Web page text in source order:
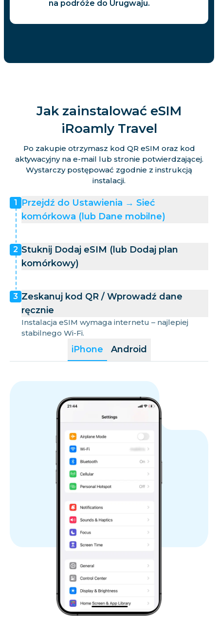
na podróże do Urugwaju.
Jak zainstalować eSIM
iRoamly Travel
Po zakupie otrzymasz kod QR eSIM oraz kod
aktywacyjny na e-mail lub stronie potwierdzającej.
Wystarczy postępować zgodnie z instrukcją
instalacji.
iPhone Android
1
Przejdź do Ustawienia → Sieć
komórkowa (lub Dane mobilne)
2 Stuknij Dodaj eSIM (lub Dodaj plan
komórkowy)
3 Zeskanuj kod QR / Wprowadź dane
ręcznie
Instalacja eSIM wymaga internetu – najlepiej
stabilnego Wi-Fi.